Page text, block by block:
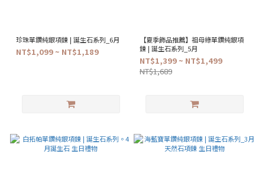
珍珠單鑽純銀項鍊 | 誕生石系列_6月
NT$1,099 ~ NT$1,189
【夏季飾品推薦】祖母綠單鑽純銀項
鍊 | 誕生石系列_5月
NT$1,399 ~ NT$1,499
NT$1,689